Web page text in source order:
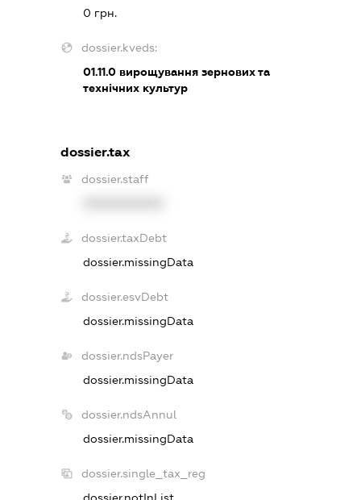
0 грн.
dossier.kveds:
01.11.0вирощування зернових та
технічних культур
dossier.tax
dossier.staff
dossier.taxDebt
dossier.missingData
dossier.esvDebt
dossier.missingData
dossier.ndsPayer
dossier.missingData
dossier.ndsAnnul
dossier.missingData
dossier.single_tax_reg